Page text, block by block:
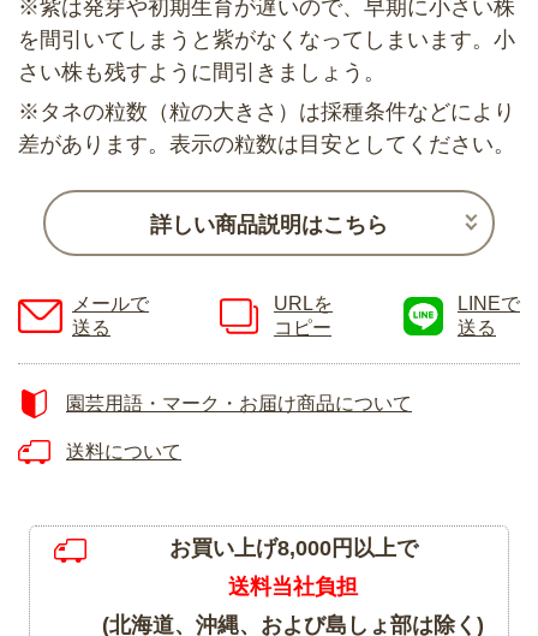
※紫は発芽や初期生育が遅いので、早期に小さい株
を間引いてしまうと紫がなくなってしまいます。小
さい株も残すように間引きましょう。
※タネの粒数（粒の大きさ）は採種条件などにより
差があります。表示の粒数は目安としてください。
詳しい商品説明はこちら
メールで
送る
URLを
コピー
LINEで
送る
園芸用語・マーク・お届け商品について
送料について
お買い上げ8,000円以上で
送料当社負担
(北海道、沖縄、および島しょ部は除く)